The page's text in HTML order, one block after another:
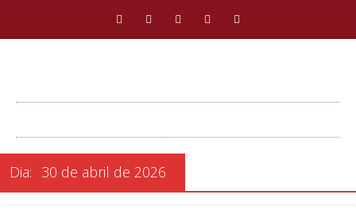
Dia: 30 de abril de 2026